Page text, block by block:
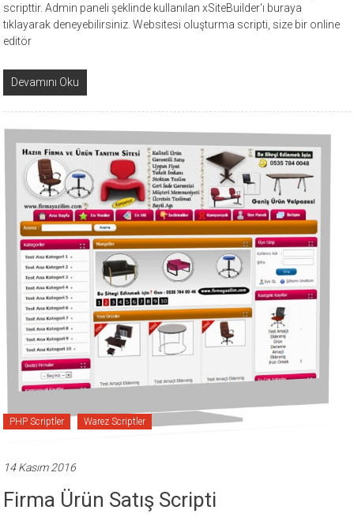
scripttir. Admin paneli şeklinde kullanılan xSiteBuilder‘ı buraya
tıklayarak deneyebilirsiniz. Websitesi oluşturma scripti, size bir online
editör
Devamını Oku
PHP Scriptler Warez Scriptler
14 Kasım 2016
Firma Ürün Satış Scripti